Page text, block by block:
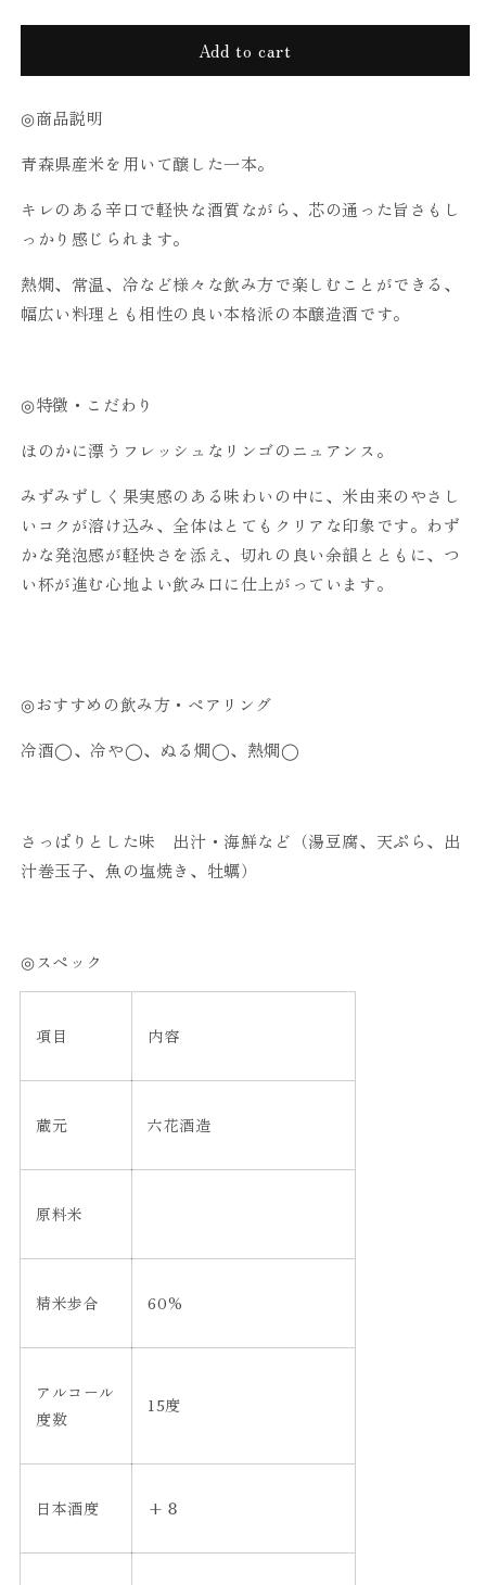
Add to cart
◎商品説明
青森県産米を用いて醸した一本。
キレのある辛口で軽快な酒質ながら、芯の通った旨さもし
っかり感じられます。
熱燗、常温、冷など様々な飲み方で楽しむことができる、
幅広い料理とも相性の良い本格派の本醸造酒です。
◎特徴・こだわり
ほのかに漂うフレッシュなリンゴのニュアンス。
みずみずしく果実感のある味わいの中に、米由来のやさし
いコクが溶け込み、全体はとてもクリアな印象です。わず
かな発泡感が軽快さを添え、切れの良い余韻とともに、つ
い杯が進む心地よい飲み口に仕上がっています。
◎おすすめの飲み方・ペアリング
冷酒◯、冷や◯、ぬる燗◯、熱燗◯
さっぱりとした味 出汁・海鮮など（湯豆腐、天ぷら、出
汁巻玉子、魚の塩焼き、牡蠣）
◎スペック
項目 内容
蔵元 六花酒造
原料米
精米歩合 60%
アルコール
度数
15度
日本酒度 +８